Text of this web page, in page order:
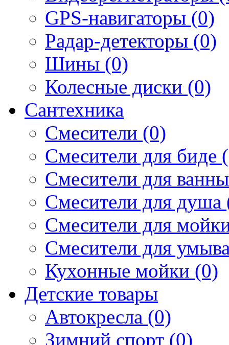
GPS-навигаторы (0)
Радар-детекторы (0)
Шины (0)
Колесные диски (0)
Сантехника
Смесители (0)
Смесители для биде
Смесители для
Смесители для душа
Смесители для
Смесители для
Кухонные мойки (0)
Детские товары
Автокресла (0)
Зимний спорт (0)